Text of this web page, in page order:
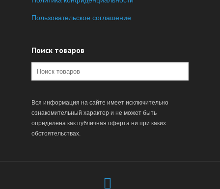
Пользовательское соглашение
Поиск товаров
Вся информация на сайте имеет исключительно
ознакомительный характер и не может быть
определена как публичная оферта ни при каких
обстоятельствах.